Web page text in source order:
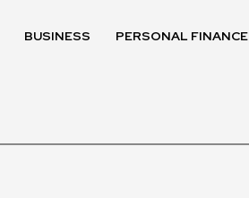
BUSINESS PERSONAL FINANCE